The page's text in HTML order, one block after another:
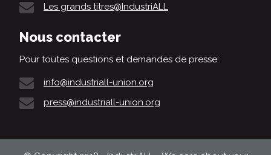
Les grands titres@IndustriALL
Nous contacter
Pour toutes questions et demandes de presse:
info@industriall-union.org
press@industriall-union.org